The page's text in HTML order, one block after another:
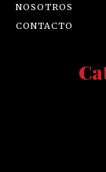
NOSOTROS
CONTACTO